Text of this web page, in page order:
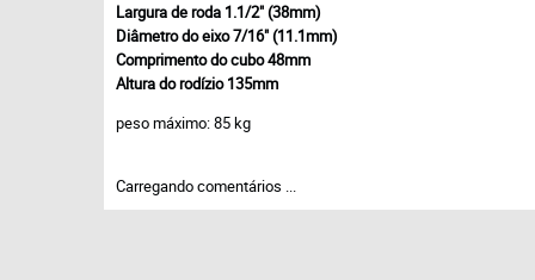
Largura de roda 1.1/2" (38mm)
Diâmetro do eixo 7/16" (11.1mm)
Comprimento do cubo 48mm
Altura do rodízio 135mm
peso máximo: 85 kg
Carregando comentários ...